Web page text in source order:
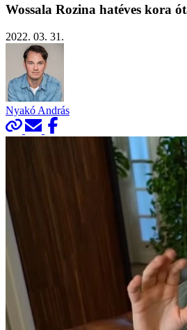
Wossala Rozina hatéves kora
2022. 03. 31.
Nyakó András